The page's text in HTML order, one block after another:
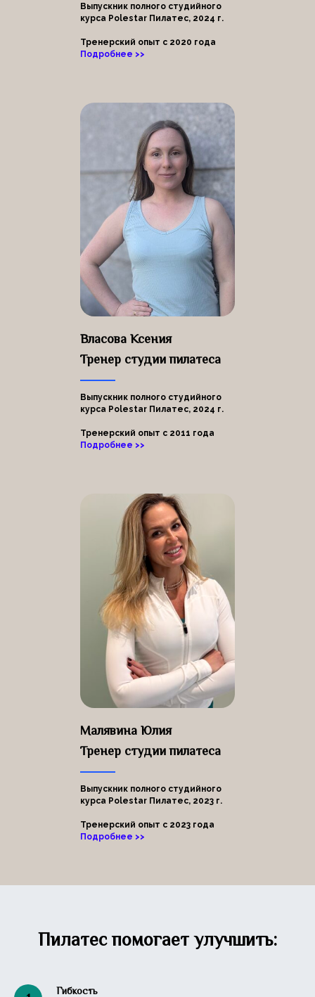
Выпускник полного студийного
курса Polestar Пилатес, 2024 г.
Тренерский опыт с 2020 года
Подробнее >>
Власова Ксения
Тренер студии пилатеса
Выпускник полного студийного
курса Polestar Пилатес, 2024 г.
Тренерский опыт с 2011 года
Подробнее >>
Малявина Юлия
Тренер студии пилатеса
Выпускник полного студийного
курса Polestar Пилатес, 2023 г.
Тренерский опыт с 2023 года
Подробнее >>
Пилатес помогает улучшить:
Гибкость